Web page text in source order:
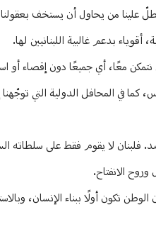
من يحاول أن يستخف
أقوياء بدعم غالبية اللبنانيين لها.
نتمكن معًا، أي جميعًا دون إقصاء
في المحافل الدولية التي
فلبنان لا يقوم فقط على سلطاته
الانفتاح.
أولًا ببناء الإنسان،